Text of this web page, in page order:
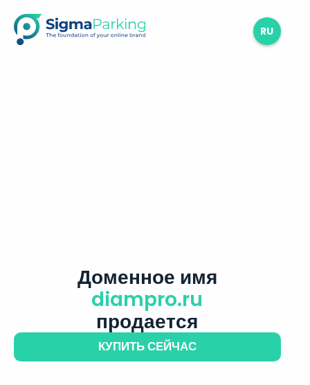
RU
Доменное имя
diampro.ru
продается
КУПИТЬ СЕЙЧАС